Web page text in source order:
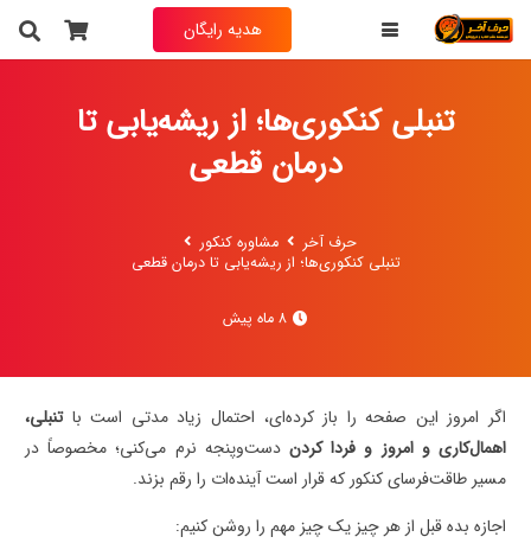
هدیه رایگان
تنبلی کنکوری‌ها؛ از ریشه‌یابی تا
درمان قطعی
حرف آخر
مشاوره کنکور
تنبلی کنکوری‌ها؛ از ریشه‌یابی تا درمان قطعی
8 ماه پیش
اگر امروز این صفحه را باز کرده‌ای، احتمال زیاد مدتی است باتنبلی،
اهمال‌کاری و امروز و فردا کردن دست‌وپنجه نرم می‌کنی؛ مخصوصاً در
مسیر طاقت‌فرسای کنکور که قرار است آینده‌ات را رقم بزند.
اجازه بده قبل از هر چیز یک چیز مهم را روشن کنیم: